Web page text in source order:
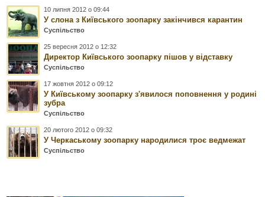
10 липня 2012 о 09:44
У слона з Київського зоопарку закінчився карантин
Суспільство
25 вересня 2012 о 12:32
Директор Київського зоопарку пішов у відставку
Суспільство
17 жовтня 2012 о 09:12
У Київському зоопарку з'явилося поповнення у родині
зубра
Суспільство
20 лютого 2012 о 09:32
У Черкаському зоопарку народилися троє ведмежат
Суспільство